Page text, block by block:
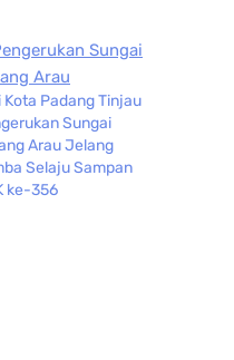
Kota Padang Tinjau
Sungai
Arau Jelang
Selaju Sampan
ke-356